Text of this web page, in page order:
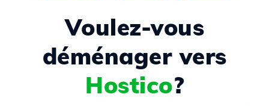
Voulez-vous
déménager vers
Hostico?